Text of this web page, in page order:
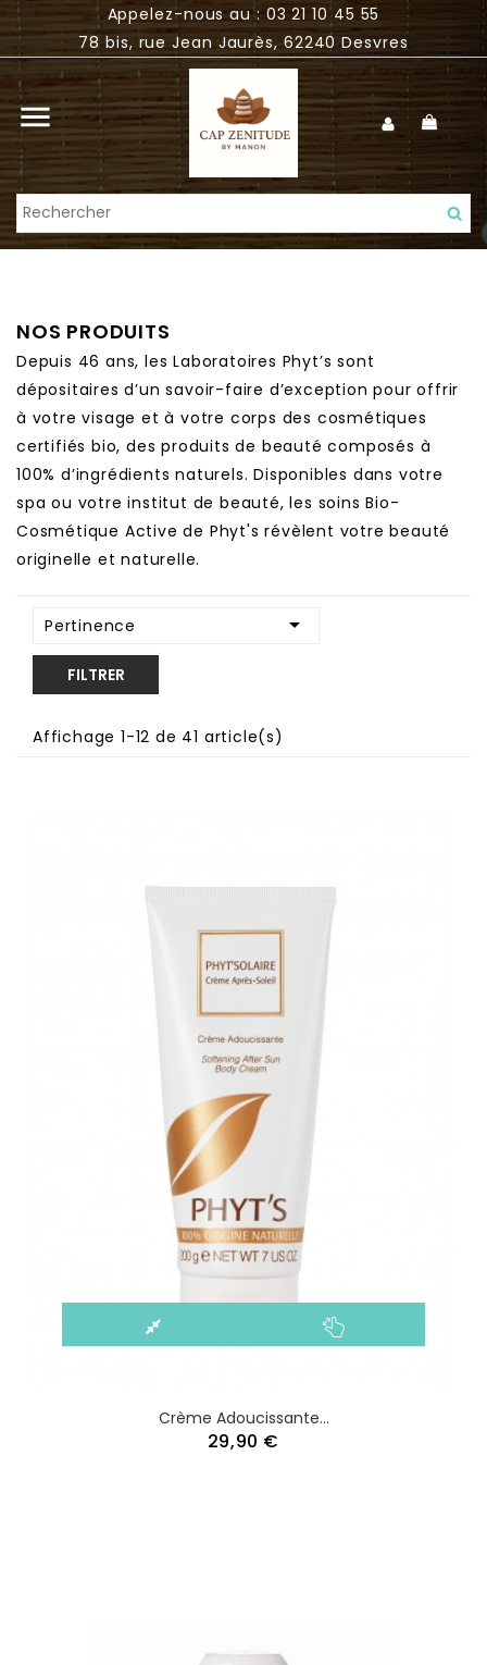
Appelez-nous au : 03 21 10 45 55
78 bis, rue Jean Jaurès, 62240 Desvres

NOS PRODUITS
Depuis 46 ans, les Laboratoires Phyt’s sont
dépositaires d’un savoir-faire d’exception pour offrir
à votre visage et à votre corps des cosmétiques
certifiés bio, des produits de beauté composés à
100% d’ingrédients naturels. Disponibles dans votre
spa ou votre institut de beauté, les soins Bio-
Cosmétique Active de Phyt's révèlent votre beauté
originelle et naturelle.
Pertinence 
FILTRER
Affichage 1-12 de 41 article(s)
Crème Adoucissante...
29,90 €